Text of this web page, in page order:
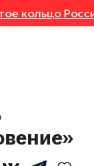
кольцо